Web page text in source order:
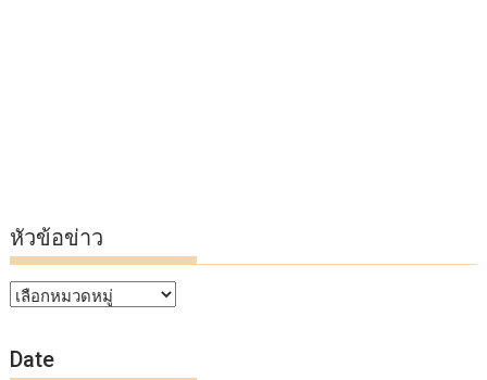
หัวข้อข่าว
หัวข้อ
Date